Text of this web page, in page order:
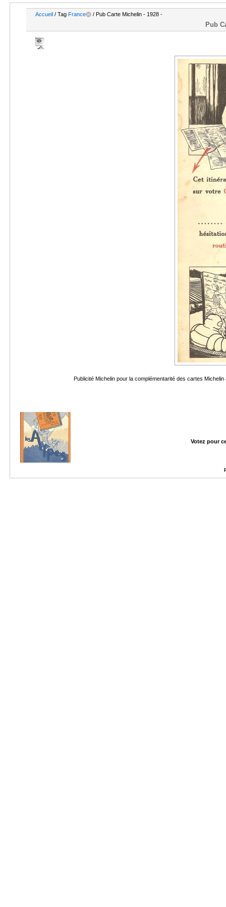
Accueil / Tag France / Pub Carte Michelin - 1928 -
Pub
Publicité Michelin pour la complémentarité des cartes
Votez pour